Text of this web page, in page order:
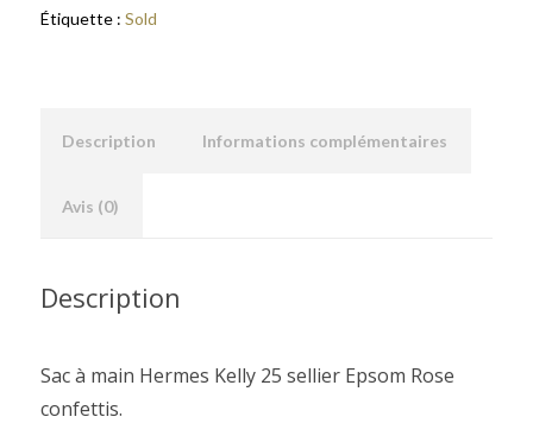
Étiquette : Sold
Description Informations complémentaires
Avis (0)
Description
Sac à main Hermes Kelly 25 sellier Epsom Rose
confettis.